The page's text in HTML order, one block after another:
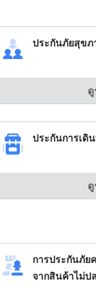
ประกันภัยสุขภ
ดู
ประกันการเดิ
ดู
การประกันภัย
จากสินค้าไม่ป